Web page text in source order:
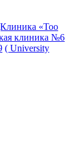
«Тоо
клиника №6
( University